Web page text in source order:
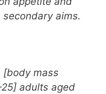
aims.
[body mass
adults aged